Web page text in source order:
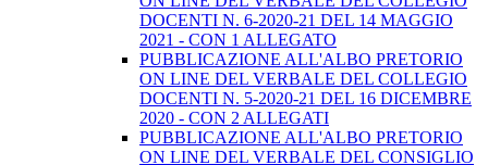
DOCENTI N. 6-2020-21 DEL 14 MAGGIO
2021 - CON 1 ALLEGATO
PUBBLICAZIONE ALL'ALBO PRETORIO
ON LINE DEL VERBALE DEL COLLEGIO
DOCENTI N. 5-2020-21 DEL 16 DICEMBRE
2020 - CON 2 ALLEGATI
PUBBLICAZIONE ALL'ALBO PRETORIO
ON LINE DEL VERBALE DEL CONSIGLIO